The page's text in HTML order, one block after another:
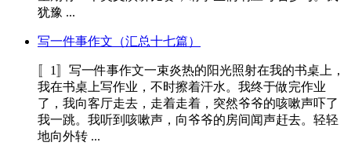
犹豫 ...
写一件事作文（汇总十七篇）
〚1〛写一件事作文一束炎热的阳光照射在我的书桌上，
我在书桌上写作业，不时擦着汗水。我终于做完作业
了，我向客厅走去，走着走着，突然爷爷的咳嗽声吓了
我一跳。我听到咳嗽声，向爷爷的房间闻声赶去。轻轻
地向外转 ...